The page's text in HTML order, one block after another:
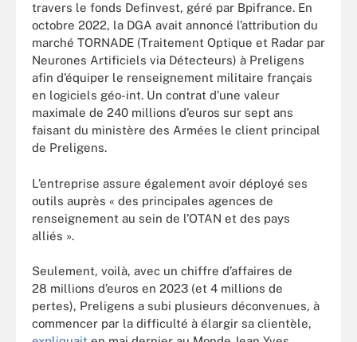
travers le fonds Definvest, géré par Bpifrance. En
octobre 2022, la DGA avait annoncé l’attribution du
marché TORNADE (Traitement Optique et Radar par
Neurones Artificiels via Détecteurs) à Preligens
afin d’équiper le renseignement militaire français
en logiciels géo-int. Un contrat d’une valeur
maximale de 240 millions d’euros sur sept ans
faisant du ministère des Armées le client principal
de Preligens.
L’entreprise assure également avoir déployé ses
outils auprès « des principales agences de
renseignement au sein de l’OTAN et des pays
alliés ».
Seulement, voilà, avec un chiffre d’affaires de
28 millions d’euros en 2023 (et 4 millions de
pertes), Preligens a subi plusieurs déconvenues, à
commencer par la difficulté à élargir sa clientèle,